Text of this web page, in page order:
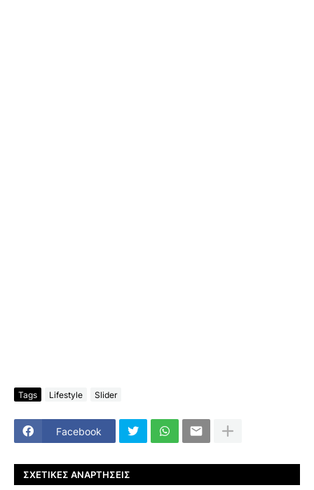
Tags Lifestyle Slider
Facebook
ΣΧΕΤΙΚΈΣ ΑΝΑΡΤΉΣΕΙΣ